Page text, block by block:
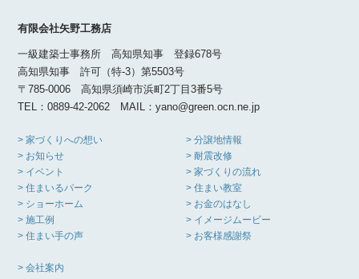
有限会社矢野工務店
一級建築士事務所 高知県知事 登録678号
高知県知事 許可（特-3）第5503号
〒785-0006 高知県須崎市浜町2丁目3番5号
TEL：0889-42-2062 MAIL：yano@green.ocn.ne.jp
> 家づくりへの想い
> お知らせ
> イベント
> 住まいるパーク
> ショーホーム
> 施工例
> 住まい手の声
> 分譲地情報
> 耐震改修
> 家づくりの流れ
> 住まい教室
> お金のはなし
> イメージムービー
> お客様感謝祭
> 会社案内